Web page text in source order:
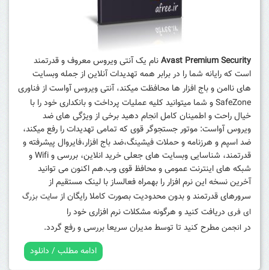
Avast Premium Securityنام یک آنتی ویروس معروف و قدرتمند
است که رایانه شما را در برابر همه تهدیدات آنلاین از جمله وبسایت
های ناامن و باج افزار ها محافظت میکند، آنتی ویروس آواست از فناوری
SafeZone و شما میتوانید کلیه عملیات پرداخت و بانکداری خود را با
خیال راحت و اطمینان کامل انجام دهید برخی از ویژگی های ضد
ویروس آواست: موتور جستجوگر قوی که تمامی تهدیدات را رفع میکند،
ضد اسپم و هرزنامه و حملات فیشینگ،ضد باج افزار،فایروال پیشرفته و
قدرتمند، شناسایی وبسایت های جعلی خرید انلاین، بررسی و Wifi و
شبکه های اینترنت عمومی و محافظ قوی وب.هم اکنون می توانید
آخرین نسخه این نرم افزار را بهمراه فعالساز با لینک مستقیم از
سرورهای قدرتمند و بدون محدودیت بصورت کاملا رایگان از سایت بزرگ
ای فری دریافت کنید و هرگونه مشکلات نرم افزاری خود را
در انجمن مطرح کنید تا توسط مدیران سریعا بررسی و رفع گردد.
ادامه مطلب / دانلود